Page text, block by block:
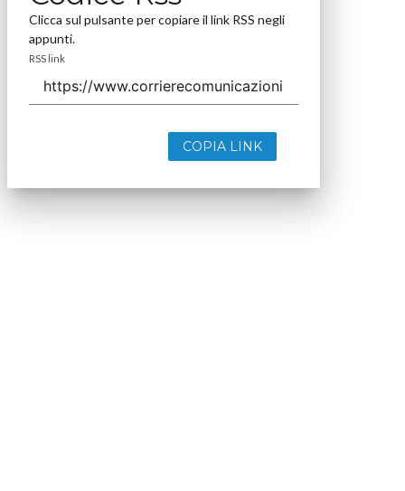
Clicca sul pulsante per copiare il link RSS negli
appunti.
RSS link
COPIA LINK